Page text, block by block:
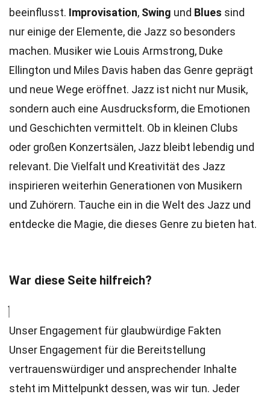
beeinflusst. Improvisation, Swing und Blues sind
nur einige der Elemente, die Jazz so besonders
machen. Musiker wie Louis Armstrong, Duke
Ellington und Miles Davis haben das Genre geprägt
und neue Wege eröffnet. Jazz ist nicht nur Musik,
sondern auch eine Ausdrucksform, die Emotionen
und Geschichten vermittelt. Ob in kleinen Clubs
oder großen Konzertsälen, Jazz bleibt lebendig und
relevant. Die Vielfalt und Kreativität des Jazz
inspirieren weiterhin Generationen von Musikern
und Zuhörern. Tauche ein in die Welt des Jazz und
entdecke die Magie, die dieses Genre zu bieten hat.
War diese Seite hilfreich?
Unser Engagement für glaubwürdige Fakten
Unser Engagement für die Bereitstellung
vertrauenswürdiger und ansprechender Inhalte
steht im Mittelpunkt dessen, was wir tun. Jeder